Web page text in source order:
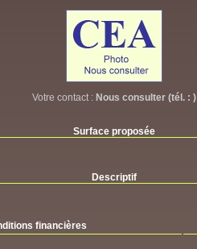
Votre contact : Nous consulter (tél. : )
Surface proposée
Descriptif
financières